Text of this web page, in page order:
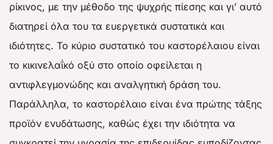
ρίκινος, με την μέθοδο της ψυχρής πίεσης και γι’ αυτό
διατηρεί όλα του τα ευεργετικά συστατικά και
ιδιότητες. Το κύριο συστατικό του καστορέλαιου είναι
το κικινελαΐκό οξύ στο οποίο οφείλεται η
αντιφλεγμονώδης και αναλγητική δράση του.
Παράλληλα, το καστορέλαιο είναι ένα πρώτης τάξης
προϊόν ενυδάτωσης, καθώς έχει την ιδιότητα να